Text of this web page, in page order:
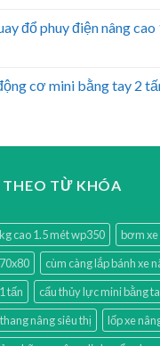
đổ phuy điện nâng
cơ mini bằng tay 2
TỪ KHÓA
cao 1.5 mét wp350
bơm xe
cùm càng lắp bánh xe
tấn
cẩu thủy lực mini bằng
nâng siêu thị
lốp xe